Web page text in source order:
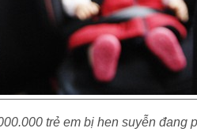
trẻ em bị hen suyễn đang